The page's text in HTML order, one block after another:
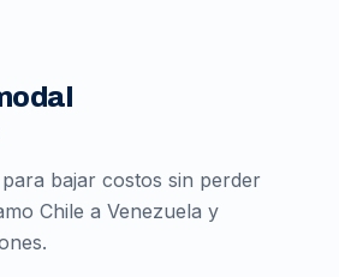
bajar costos sin perder
Chile a Venezuela y